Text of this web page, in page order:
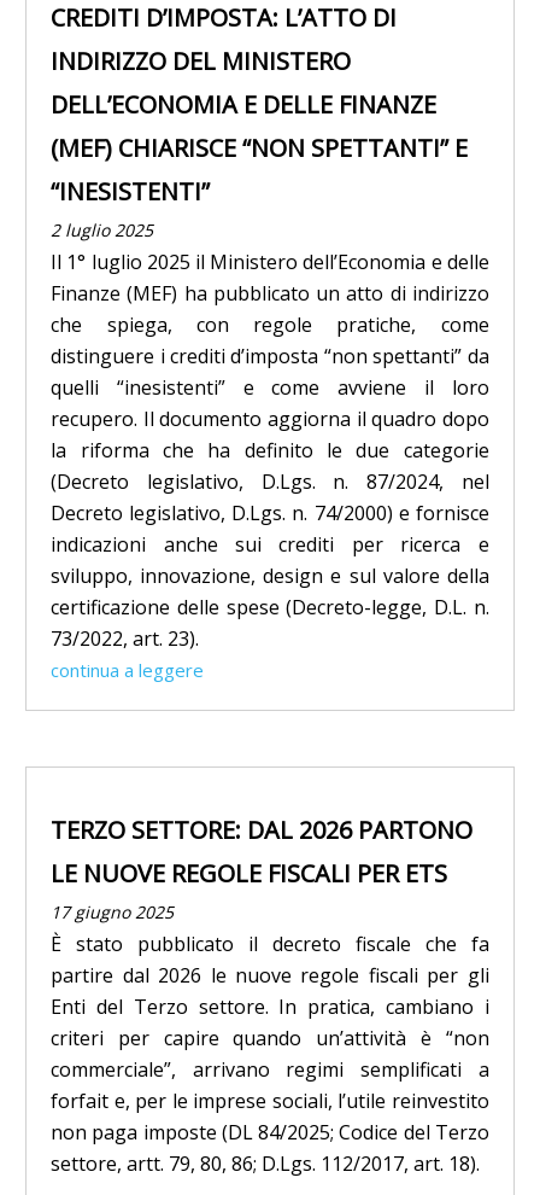
CREDITI D’IMPOSTA: L’ATTO DI
INDIRIZZO DEL MINISTERO
DELL’ECONOMIA E DELLE FINANZE
(MEF) CHIARISCE “NON SPETTANTI” E
“INESISTENTI”
2 luglio 2025
Il 1° luglio 2025 il Ministero dell’Economia e delle
Finanze (MEF) ha pubblicato un atto di indirizzo
che spiega, con regole pratiche, come
distinguere i crediti d’imposta “non spettanti” da
quelli “inesistenti” e come avviene il loro
recupero. Il documento aggiorna il quadro dopo
la riforma che ha definito le due categorie
(Decreto legislativo, D.Lgs. n. 87/2024, nel
Decreto legislativo, D.Lgs. n. 74/2000) e fornisce
indicazioni anche sui crediti per ricerca e
sviluppo, innovazione, design e sul valore della
certificazione delle spese (Decreto-legge, D.L. n.
73/2022, art. 23).
continua a leggere
TERZO SETTORE: DAL 2026 PARTONO
LE NUOVE REGOLE FISCALI PER ETS
17 giugno 2025
È stato pubblicato il decreto fiscale che fa
partire dal 2026 le nuove regole fiscali per gli
Enti del Terzo settore. In pratica, cambiano i
criteri per capire quando un’attività è “non
commerciale”, arrivano regimi semplificati a
forfait e, per le imprese sociali, l’utile reinvestito
non paga imposte (DL 84/2025; Codice del Terzo
settore, artt. 79, 80, 86; D.Lgs. 112/2017, art. 18).